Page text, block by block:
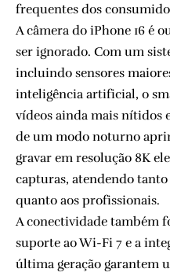
frequentes dos
A câmera do iPhone 16 é
ser ignorado. Com um
incluindo sensores
inteligência artificial, o
vídeos ainda mais nítidos
de um modo noturno
gravar em resolução 8K
capturas, atendendo
quanto aos profissionais.
A conectividade também
suporte ao Wi-Fi 7 e a
última geração garantem